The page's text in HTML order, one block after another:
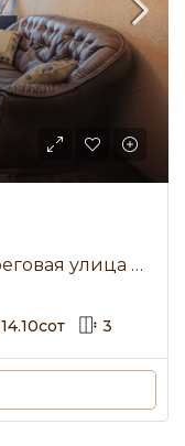
дом с участком 222.8 м² • Береговая улица • Участок 14.1 сот. • Продажа
14.10сот 3